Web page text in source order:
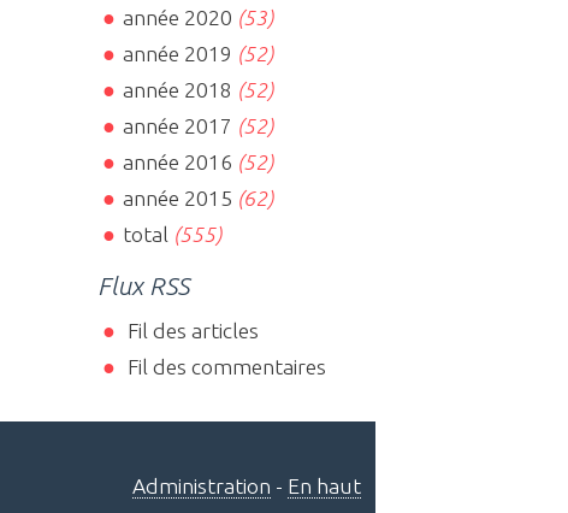
année 2020 (53)
année 2019 (52)
année 2018 (52)
année 2017 (52)
année 2016 (52)
année 2015 (62)
total (555)
Flux RSS
Fil des articles
Fil des commentaires
Administration - En haut